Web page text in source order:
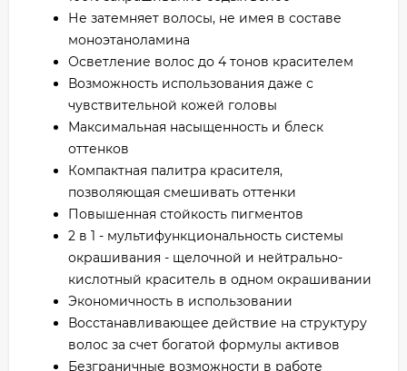
Не затемняет волосы, не имея в составе
моноэтаноламина
Осветление волос до 4 тонов красителем
Возможность использования даже с
чувствительной кожей головы
Максимальная насыщенность и блеск
оттенков
Компактная палитра красителя,
позволяющая смешивать оттенки
Повышенная стойкость пигментов
2 в 1 - мультифункциональность системы
окрашивания - щелочной и нейтрально-
кислотный краситель в одном окрашивании
Экономичность в использовании
Восстанавливающее действие на структуру
волос за счет богатой формулы активов
Безграничные возможности в работе